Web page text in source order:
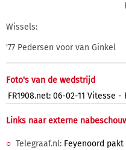
Wissels:
'77 Pedersen voor van Ginkel
Foto's van de wedstrijd
FR1908.net: 06-02-11 Vitesse -
Links naar externe
Telegraaf.nl: Feyenoord